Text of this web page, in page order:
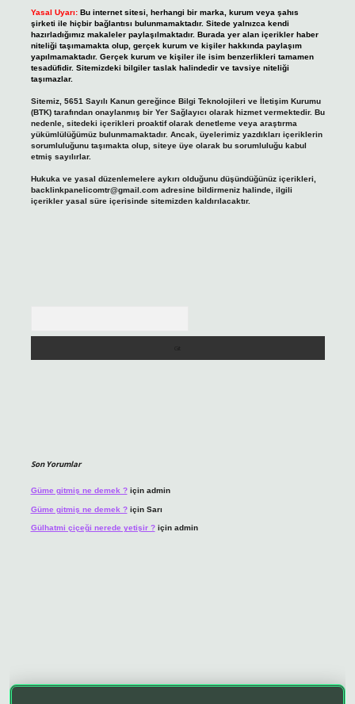
Yasal Uyarı: Bu internet sitesi, herhangi bir marka, kurum veya şahıs
şirketi ile hiçbir bağlantısı bulunmamaktadır. Sitede yalnızca kendi
hazırladığımız makaleler paylaşılmaktadır. Burada yer alan içerikler haber
niteliği taşımamakta olup, gerçek kurum ve kişiler hakkında paylaşım
yapılmamaktadır. Gerçek kurum ve kişiler ile isim benzerlikleri tamamen
tesadüfidir. Sitemizdeki bilgiler taslak halindedir ve tavsiye niteliği
taşımazlar.
Sitemiz, 5651 Sayılı Kanun gereğince Bilgi Teknolojileri ve İletişim Kurumu
(BTK) tarafından onaylanmış bir Yer Sağlayıcı olarak hizmet vermektedir. Bu
nedenle, sitedeki içerikleri proaktif olarak denetleme veya araştırma
yükümlülüğümüz bulunmamaktadır. Ancak, üyelerimiz yazdıkları içeriklerin
sorumluluğunu taşımakta olup, siteye üye olarak bu sorumluluğu kabul
etmiş sayılırlar.
Hukuka ve yasal düzenlemelere aykırı olduğunu düşündüğünüz içerikleri,
backlinkpanelicomtr@gmail.comadresine bildirmeniz halinde, ilgili
içerikler yasal süre içerisinde sitemizden kaldırılacaktır.
Son Yorumlar
Güme gitmiş ne demek ?için admin
Güme gitmiş ne demek ?için Sarı
Gülhatmi çiçeği nerede yetişir ?için admin